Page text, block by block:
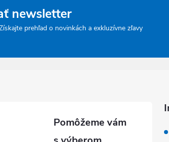
newsletter
prehľad o novinkách a exkluzívne zľavy